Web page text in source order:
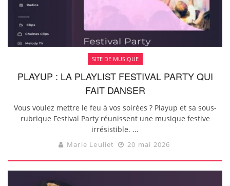
SITE DE MUSIQUE
PLAYUP : LA PLAYLIST FESTIVAL PARTY QUI
FAIT DANSER
Vous voulez mettre le feu à vos soirées ? Playup et sa sous-
rubrique Festival Party réunissent une musique festive
irrésistible. ...
Marie Leuliet 20 mai 2026